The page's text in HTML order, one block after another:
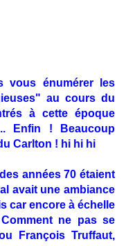
vous énumérer les
au cours du
à cette époque
Enfin ! Beaucoup
Carlton ! hi hi hi
années 70 étaient
avait une ambiance
car encore à échelle
ne pas se
François Truffaut,